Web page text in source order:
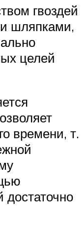
гвоздей
шляпками,
целей
времени, т.
достаточно